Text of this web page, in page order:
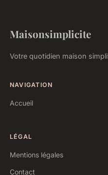
Maisonsimplicite
Votre quotidien maison
NAVIGATION
Accueil
LÉGAL
Mentions légales
Contact